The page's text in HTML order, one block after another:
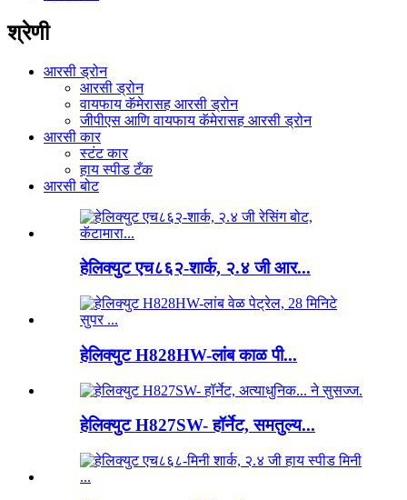
श्रेणी
आरसी ड्रोन
आरसी ड्रोन
वायफाय कॅमेरासह आरसी ड्रोन
जीपीएस आणि वायफाय कॅमेरासह आरसी ड्रोन
आरसी कार
स्टंट कार
हाय स्पीड टँक
आरसी बोट
हेलिक्युट एच८६२-शार्क, २.४ जी आर...
हेलिक्युट H828HW-लांब काळ पी...
हेलिक्युट H827SW- हॉर्नेट, समतुल्य...